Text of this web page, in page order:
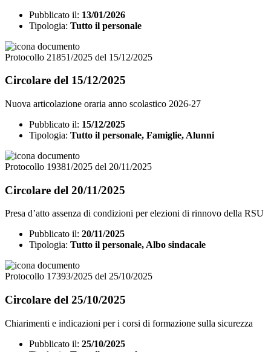
Pubblicato il: 13/01/2026
Tipologia: Tutto il personale
Protocollo 21851/2025 del 15/12/2025
Circolare del 15/12/2025
Nuova articolazione oraria anno scolastico 2026-27
Pubblicato il: 15/12/2025
Tipologia: Tutto il personale, Famiglie, Alunni
Protocollo 19381/2025 del 20/11/2025
Circolare del 20/11/2025
Presa d’atto assenza di condizioni per elezioni di rinnovo della RSU
Pubblicato il: 20/11/2025
Tipologia: Tutto il personale, Albo sindacale
Protocollo 17393/2025 del 25/10/2025
Circolare del 25/10/2025
Chiarimenti e indicazioni per i corsi di formazione sulla sicurezza
Pubblicato il: 25/10/2025